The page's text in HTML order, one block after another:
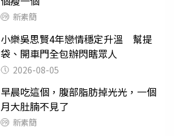
新素簡
小樂吳思賢4年戀情穩定升溫 幫提
袋、開車門全包辦閃瞎眾人
2026-08-05
早晨吃這個，腹部脂肪掉光光，一個
月大肚腩不見了
新素簡